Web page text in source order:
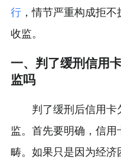
行，情节严重构成拒不
收监。
一、判了缓刑信用
监吗
判了缓刑后信用卡
监。首先要明确，信
畴。如果只是因为经